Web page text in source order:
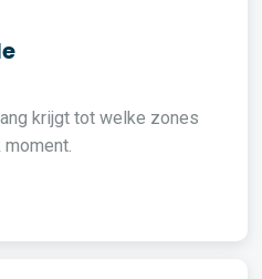
krijgt tot welke zones